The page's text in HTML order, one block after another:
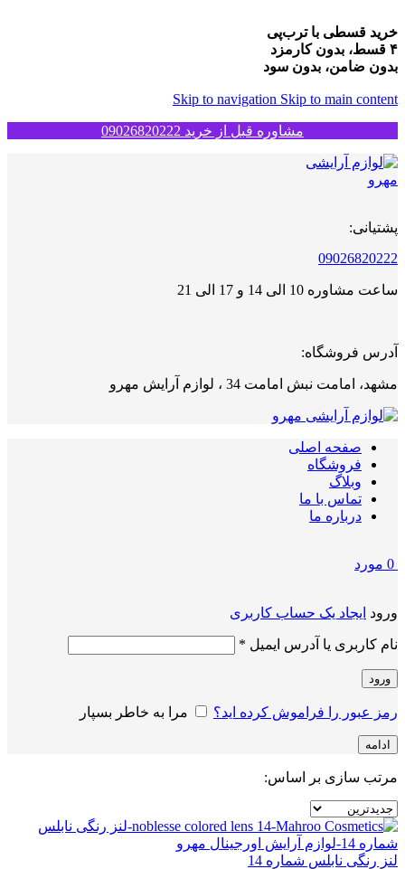
خرید قسطی با ترب‌پی
۴ قسط، بدون کارمزد
بدون ضامن، بدون سود
Skip to navigation Skip to main content
مشاوره قبل از خرید 09026820222
پشتیانی:
09026820222
ساعت مشاوره 10 الی 14 و 17 الی 21
آدرس فروشگاه:
مشهد، امامت نبش امامت 34 ، لوازم آرایش مهرو
صفحه اصلی
فروشگاه
وبلاگ
تماس با ما
درباره ما
0 مورد
ورود ایجاد یک حساب کاربری
نام کاربری یا آدرس ایمیل *
ورود
رمز عبور را فراموش کرده اید؟ مرا به خاطر بسپار
ادامه
مرتب سازی بر اساس:
لنز رنگی نابلس شماره 14